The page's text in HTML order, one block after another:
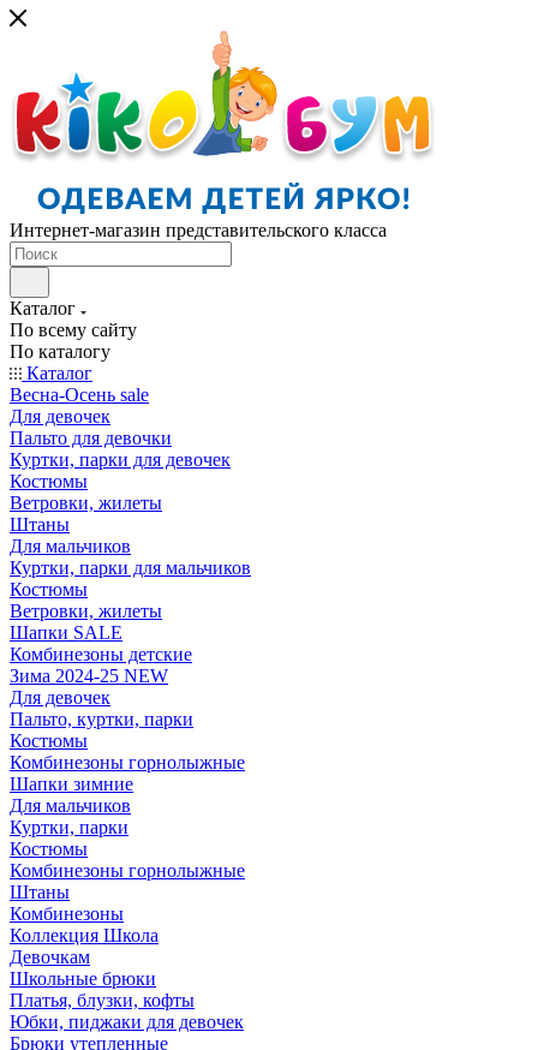
Интернет-магазин представительского класса
Каталог
По всему сайту
По каталогу
Каталог
Весна-Осень sale
Для девочек
Пальто для девочки
Куртки, парки для девочек
Костюмы
Ветровки, жилеты
Штаны
Для мальчиков
Куртки, парки для мальчиков
Костюмы
Ветровки, жилеты
Шапки SALE
Комбинезоны детские
Зима 2024-25 NEW
Для девочек
Пальто, куртки, парки
Костюмы
Комбинезоны горнолыжные
Шапки зимние
Для мальчиков
Куртки, парки
Костюмы
Комбинезоны горнолыжные
Штаны
Комбинезоны
Коллекция Школа
Девочкам
Школьные брюки
Платья, блузки, кофты
Юбки, пиджаки для девочек
Брюки утепленные